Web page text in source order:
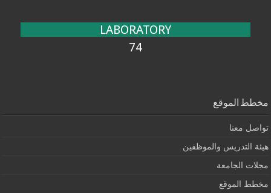
LABORATORY
74
مخطط الموقع
تواصل معنا
هيئة التدريس والموظفين
مجلات الجامعة
مخطط الموقع